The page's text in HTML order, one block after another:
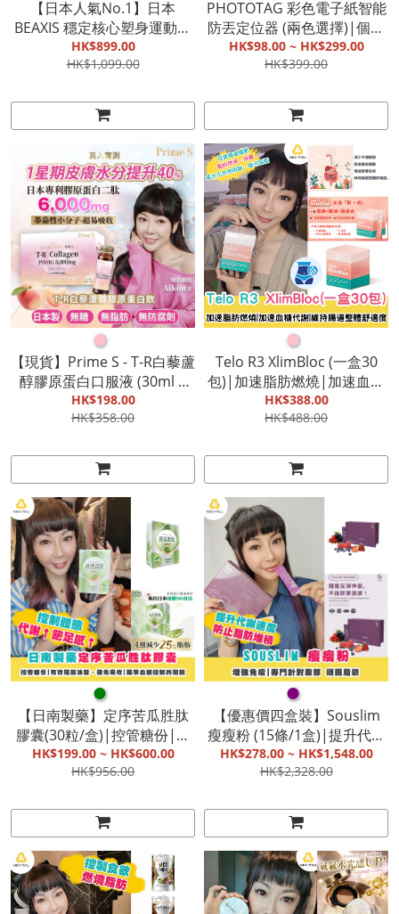
【日本人氣No.1】日本
BEAXIS 穩定核心塑身運動鞋
(兩色選擇)|舒緩痠痛改善O型
腳|5cm 厚底鞋底打造修長美
單, 9月底發貨】
HK$899.00
HK$1,099.00
PHOTOTAG 彩色電子紙智能
防丟定位器 (兩色選擇)|個性
化自訂設計|聽聲尋物引你輕
鬆搵到遺失物品|定位資訊加
字【付款後7-14個工作天內
寄出】
HK$98.00 ~ HK$299.00
HK$399.00
●
【現貨】Prime S - T-R白藜蘆
醇膠原蛋白口服液 (30ml X
10支)|可保持皮膚水分和防
菌|美白抗老、提亮|肌膚彈
HK$198.00
HK$358.00
●
Telo R3 XlimBloc (一盒30
包)|加速脂肪燃燒|加速血糖
代謝|維持腸道整體舒適度
【截單, 9月底發貨】
HK$388.00
HK$488.00
●
【日南製藥】定序苦瓜胜肽
膠囊(30粒/盒)|控管糖份|有
效阻斷油旨、避免吸收|瞄準
血糖控制的開關【截單, 9月
HK$199.00 ~ HK$600.00
HK$956.00
●
【優惠價四盒裝】Souslim
瘦瘦粉 (15條/1盒)|提升代謝
速度|防止脂肪堆積|增強免
疫|專門針對腹部 頑固脂肪
HK$278.00 ~ HK$1,548.00
HK$2,328.00